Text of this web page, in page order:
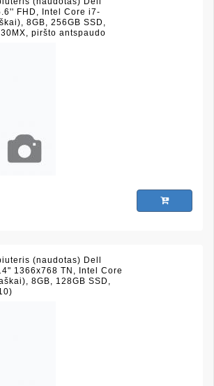
FHD, Intel Core i7-
8GB, 256GB SSD,
piršto antspaudo
(naudotas) Dell
1366x768 TN, Intel Core
8GB, 128GB SSD,